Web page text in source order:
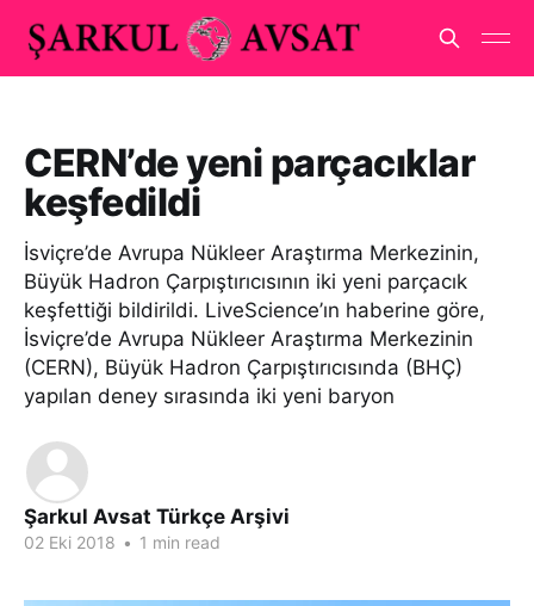
CERN’de yeni parçacıklar
keşfedildi
İsviçre’de Avrupa Nükleer Araştırma Merkezinin,
Büyük Hadron Çarpıştırıcısının iki yeni parçacık
keşfettiği bildirildi. LiveScience’ın haberine göre,
İsviçre’de Avrupa Nükleer Araştırma Merkezinin
(CERN), Büyük Hadron Çarpıştırıcısında (BHÇ)
yapılan deney sırasında iki yeni baryon
Şarkul Avsat Türkçe Arşivi
02 Eki 2018 • 1 min read